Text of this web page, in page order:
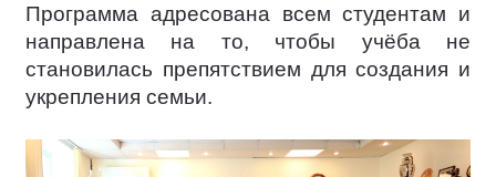
Программа адресована всем студентам и
направлена на то, чтобы учёба не
становилась препятствием для создания и
укрепления семьи.